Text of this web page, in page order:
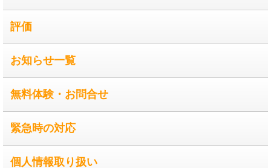
評価
お知らせ一覧
無料体験・お問合せ
緊急時の対応
個人情報取り扱い